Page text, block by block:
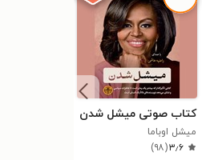
کتاب صوتی میشل شدن
میشل اوباما
۳٫۶(۹۸)